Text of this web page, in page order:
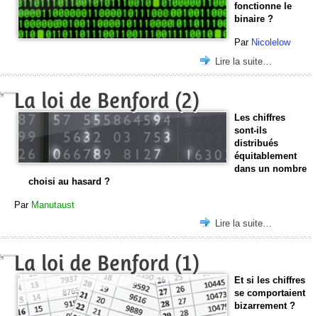
fonctionne le
binaire ?
Par Nicolelow
Lire la suite…
La loi de Benford (2)
Les chiffres
sont-ils
distribués
équitablement
dans un nombre
choisi au hasard ?
Par Manutaust
Lire la suite…
La loi de Benford (1)
Et si les chiffres
se comportaient
bizarrement ?